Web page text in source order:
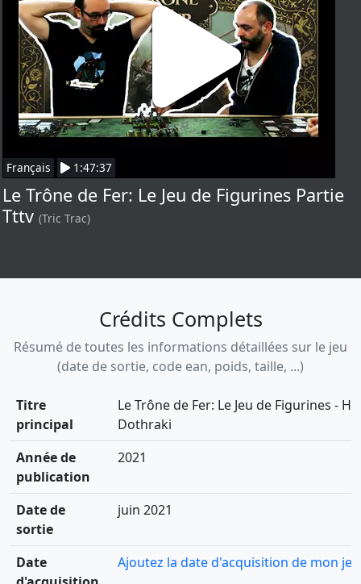
Français 1:47:37
Le Trône de Fer: Le Jeu de Figurines Partie
Tttv (Tric Trac)
Crédits Complets
Résumé de toutes les informations détaillées sur le jeu
(date de sortie, code ean, poids, taille, ...)
Titre
principal
Le Trône de Fer: Le Jeu de Figurines -
Dothraki
Année de
publication
2021
Date de
sortie
juin 2021
Date
Ajoutez la date d'acquisition de mon jeu